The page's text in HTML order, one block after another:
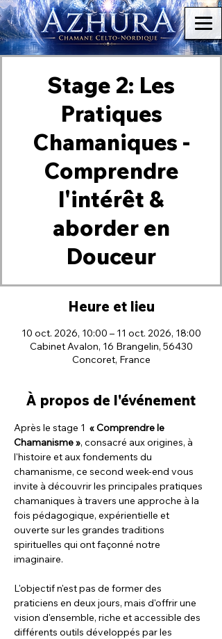
Stage 2: Les
Pratiques
Chamaniques -
Comprendre
l'intérêt &
aborder en
Douceur
Heure et lieu
10 oct. 2026, 10:00 – 11 oct. 2026, 18:00
Cabinet Avalon, 16 Brangelin, 56430
Concoret, France
À propos de l'événement
Après le stage 1 « Comprendre le
Chamanisme », consacré aux origines, à
l'histoire et aux fondements du
chamanisme, ce second week-end vous
invite à découvrir les principales pratiques
chamaniques à travers une approche à la
fois pédagogique, expérientielle et
ouverte sur les grandes traditions
spirituelles qui ont façonné notre
imaginaire.
L'objectif n'est pas de former des
praticiens en deux jours, mais d'offrir une
vision d'ensemble, riche et accessible des
différents outils développés par les